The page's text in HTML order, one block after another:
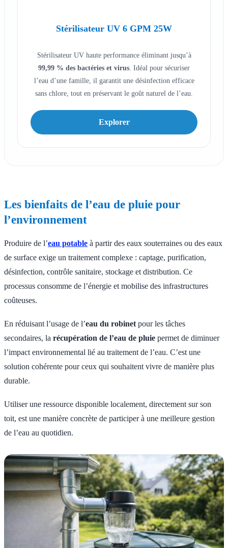
Stérilisateur UV 6 GPM 25W
Stérilisateur UV haute performance éliminant jusqu’à
99,99 % des bactéries et virus. Idéal pour sécuriser
l’eau d’une famille, il garantit une désinfection efficace
sans chlore, tout en préservant le goût naturel de l’eau.
Explorer
Les bienfaits de l’eau de pluie pour
l’environnement
Produire de l’eau potable à partir des eaux souterraines ou des eaux
de surface exige un traitement complexe : captage, purification,
désinfection, contrôle sanitaire, stockage et distribution. Ce
processus consomme de l’énergie et mobilise des infrastructures
coûteuses.
En réduisant l’usage de l’eau du robinetpour les tâches
secondaires, la récupération de l’eau de pluie permet de diminuer
l’impact environnemental lié au traitement de l’eau. C’est une
solution cohérente pour ceux qui souhaitent vivre de manière plus
durable.
Utiliser une ressource disponible localement, directement sur son
toit, est une manière concrète de participer à une meilleure gestion
de l’eau au quotidien.